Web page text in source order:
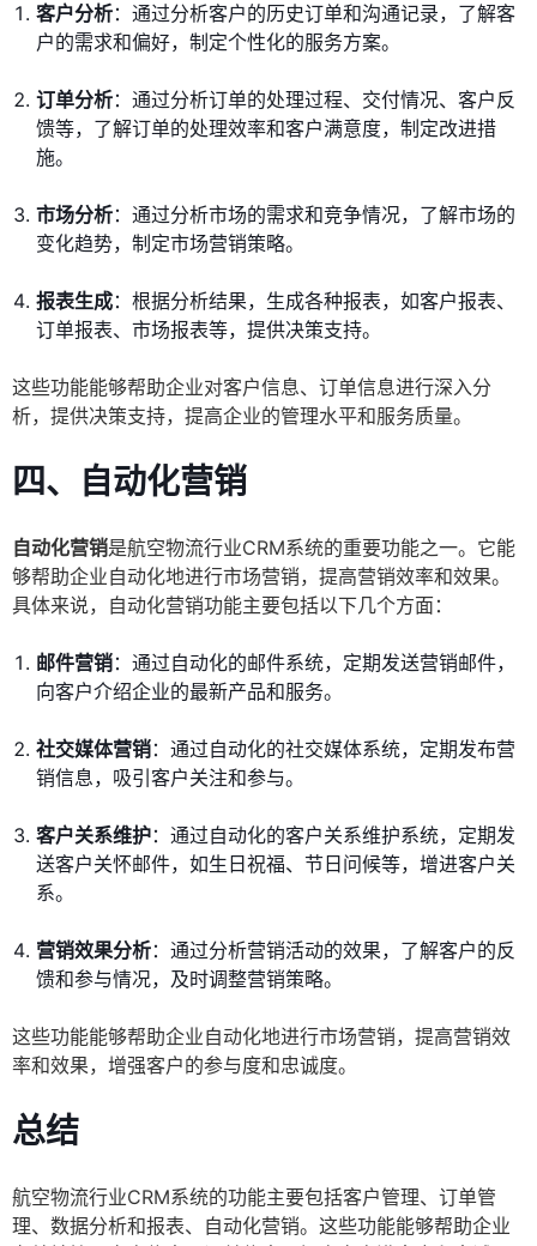
客户分析：通过分析客户的历史订单和沟通记录，了解客
户的需求和偏好，制定个性化的服务方案。
订单分析：通过分析订单的处理过程、交付情况、客户反
馈等，了解订单的处理效率和客户满意度，制定改进措
施。
市场分析：通过分析市场的需求和竞争情况，了解市场的
变化趋势，制定市场营销策略。
报表生成：根据分析结果，生成各种报表，如客户报表、
订单报表、市场报表等，提供决策支持。
这些功能能够帮助企业对客户信息、订单信息进行深入分
析，提供决策支持，提高企业的管理水平和服务质量。
四、自动化营销
自动化营销是航空物流行业CRM系统的重要功能之一。它能
够帮助企业自动化地进行市场营销，提高营销效率和效果。
具体来说，自动化营销功能主要包括以下几个方面：
邮件营销：通过自动化的邮件系统，定期发送营销邮件，
向客户介绍企业的最新产品和服务。
社交媒体营销：通过自动化的社交媒体系统，定期发布营
销信息，吸引客户关注和参与。
客户关系维护：通过自动化的客户关系维护系统，定期发
送客户关怀邮件，如生日祝福、节日问候等，增进客户关
系。
营销效果分析：通过分析营销活动的效果，了解客户的反
馈和参与情况，及时调整营销策略。
这些功能能够帮助企业自动化地进行市场营销，提高营销效
率和效果，增强客户的参与度和忠诚度。
总结
航空物流行业CRM系统的功能主要包括客户管理、订单管
理、数据分析和报表、自动化营销。这些功能能够帮助企业